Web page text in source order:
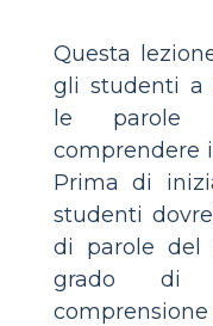
Questa
gli studenti a
le parole
comprendere
Prima di
studenti
di parole del
grado di